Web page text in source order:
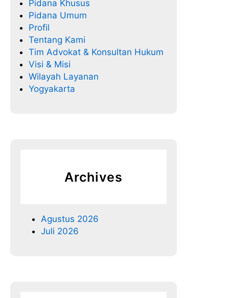
Pidana Khusus
Pidana Umum
Profil
Tentang Kami
Tim Advokat & Konsultan Hukum
Visi & Misi
Wilayah Layanan
Yogyakarta
Archives
Agustus 2026
Juli 2026